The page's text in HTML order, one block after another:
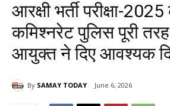
आरक्षी भर्ती परीक्षा-
कमिश्नरेट पुलिस पूरी
आयुक्त ने दिए आवश्यक
By SAMAY TODAY June 6, 2026